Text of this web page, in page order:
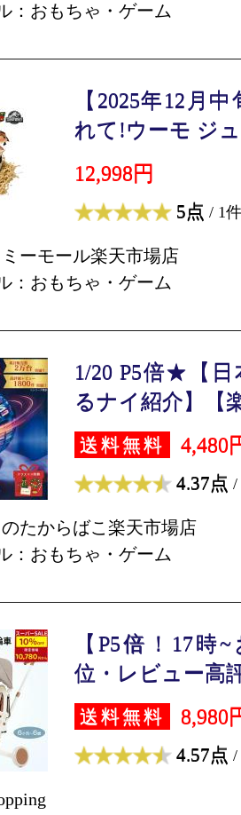
：おもちゃ・ゲーム
【2025年12月
れて!ウーモ ジ
12,998円
5点 / 1件
ーモール楽天市場店
：おもちゃ・ゲーム
1/20 P5倍★【
るナイ紹介】【
送料無料 4,480
4.37点 /
たからばこ楽天市場店
：おもちゃ・ゲーム
【P5倍！17時
位・レビュー高
送料無料 8,980
4.57点 /